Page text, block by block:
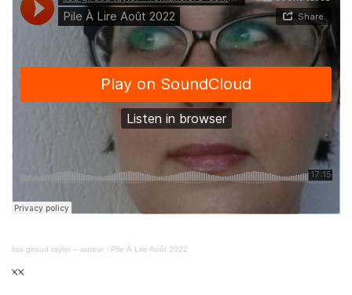
lisa giraud taylor – auteur · Pile À Lire Août 2022
xx